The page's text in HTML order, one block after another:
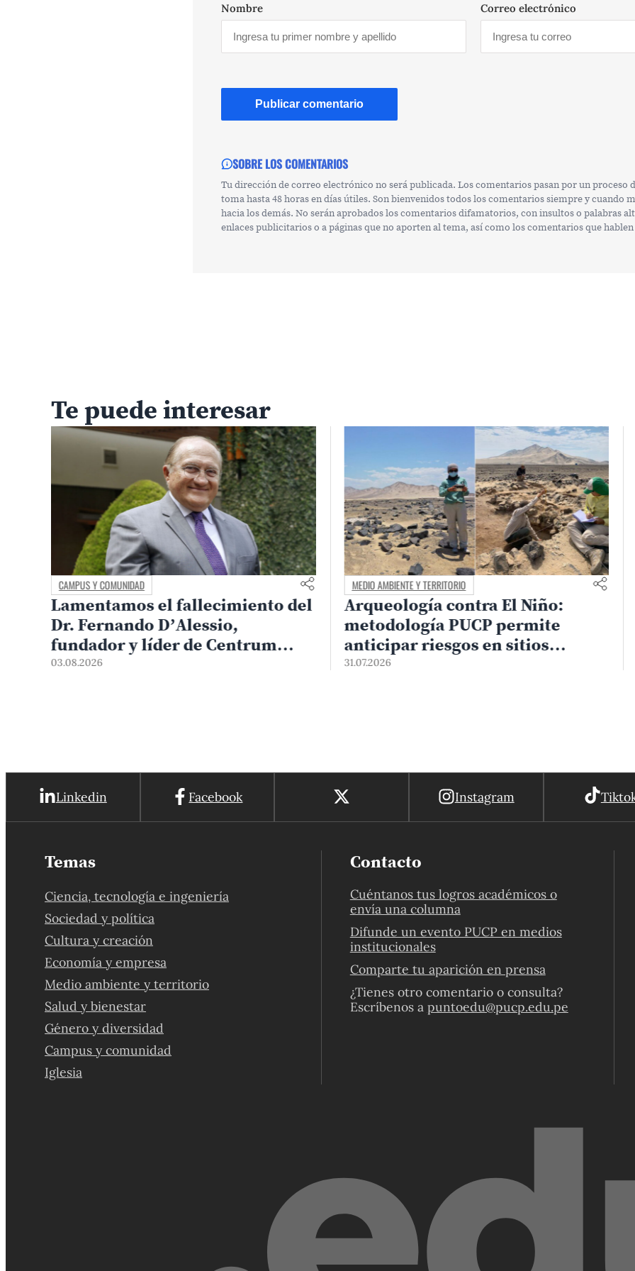
Nombre Correo electrónico
SOBRE LOS COMENTARIOS
Tu dirección de correo electrónico no será publicada. Los comentarios pasan por un proceso
toma hasta 48 horas en días útiles. Son bienvenidos todos los comentarios siempre y cuando
hacia los demás. No serán aprobados los comentarios difamatorios, con insultos o palabras
enlaces publicitarios o a páginas que no aporten al tema, así como los comentarios que
Te puede interesar
MEDIO AMBIENTE Y TERRITORIO
Arqueología contra El Niño:
metodología PUCP permite
anticipar riesgos en sitios
arqueológicos
31.07.2026
CAMPUS Y COMUNIDAD
Matrícula PUCP 2026-2
30.07.2026
Linkedin Facebook Instagram
Temas
Ciencia, tecnología e ingeniería
Sociedad y política
Cultura y creación
Economía y empresa
Medio ambiente y territorio
Salud y bienestar
Género y diversidad
Campus y comunidad
Iglesia
Contacto
Cuéntanos tus logros académicos o
envía una columna
Difunde un evento PUCP en medios
institucionales
Comparte tu aparición en prensa
¿Tienes otro comentario o consulta?
Escríbenos a puntoedu@pucp.edu.pe